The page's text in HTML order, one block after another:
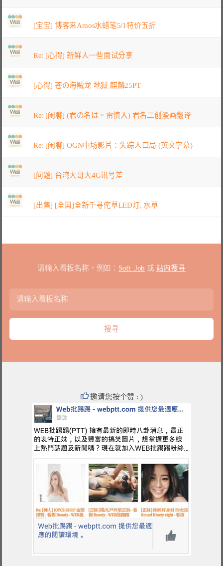
[宝宝] 博客来Amos水蜡笔5/1特价五折
Re: [心得] 新鲜人一些面试分享
[心得] 苍の海贼龙 地狱 麒麟25PT
Re: [闲聊] (君の名は。雷慎入) 君名二创漫画翻译
Re: [闲聊] OGN中场影片：失踪人口局 (英文字幕)
[问题] 台湾大哥大4G讯号差
[出售] [全国]全新千寻侘草LED灯, 水草
请输入看板名称，例如： Soft_Job 或 站内搜寻
邀请您按个赞 : )